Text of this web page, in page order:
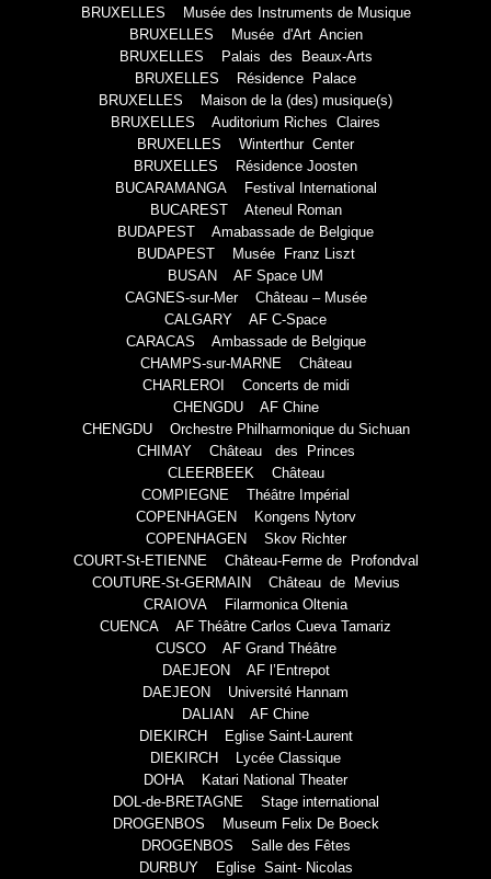
BRUXELLES Musée des Instruments de Musique
BRUXELLES Musée d'Art Ancien
BRUXELLES Palais des Beaux-Arts
BRUXELLES Résidence Palace
BRUXELLES Maison de la (des) musique(s)
BRUXELLES Auditorium Riches Claires
BRUXELLES Winterthur Center
BRUXELLES Résidence Joosten
BUCARAMANGA Festival International
BUCAREST Ateneul Roman
BUDAPEST Amabassade de Belgique
BUDAPEST Musée Franz Liszt
BUSAN AF Space UM
CAGNES-sur-Mer Château – Musée
CALGARY AF C-Space
CARACAS Ambassade de Belgique
CHAMPS-sur-MARNE Château
CHARLEROI Concerts de midi
CHENGDU AF Chine
CHENGDU Orchestre Philharmonique du Sichuan
CHIMAY Château des Princes
CLEERBEEK Château
COMPIEGNE Théâtre Impérial
COPENHAGEN Kongens Nytorv
COPENHAGEN Skov Richter
COURT-St-ETIENNE Château-Ferme de Profondval
COUTURE-St-GERMAIN Château de Mevius
CRAIOVA Filarmonica Oltenia
CUENCA AF Théâtre Carlos Cueva Tamariz
CUSCO AF Grand Théâtre
DAEJEON AF l’Entrepot
DAEJEON Université Hannam
DALIAN AF Chine
DIEKIRCH Eglise Saint-Laurent
DIEKIRCH Lycée Classique
DOHA Katari National Theater
DOL-de-BRETAGNE Stage international
DROGENBOS Museum Felix De Boeck
DROGENBOS Salle des Fêtes
DURBUY Eglise Saint- Nicolas